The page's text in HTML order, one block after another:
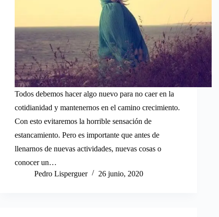
Todos debemos hacer algo nuevo para no caer en la
cotidianidad y mantenernos en el camino crecimiento.
Con esto evitaremos la horrible sensación de
estancamiento. Pero es importante que antes de
llenarnos de nuevas actividades, nuevas cosas o
conocer un…
Pedro Lisperguer
26 junio, 2020